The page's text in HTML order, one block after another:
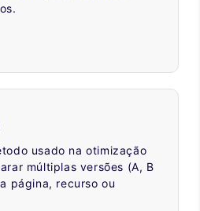
usado na otimização
múltiplas versões (A, B
página, recurso ou